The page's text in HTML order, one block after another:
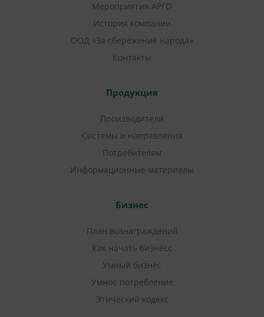
Мероприятия АРГО
История компании
ООД «За сбережение народа»
Контакты
Продукция
Производители
Системы и направления
Потребителям
Информационные материалы
Бизнес
План вознаграждений
Как начать бизнесс
Умный бизнес
Умное потребление
Этический кодекс